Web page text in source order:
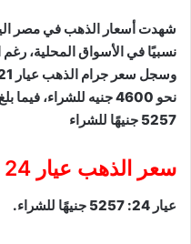
نسبيًا في الأسواق المحلية، رغم
5257 جنيهًا للشراء
سعر الذهب عيار 24
عيار 24: 5257 جنيهًا للشراء.